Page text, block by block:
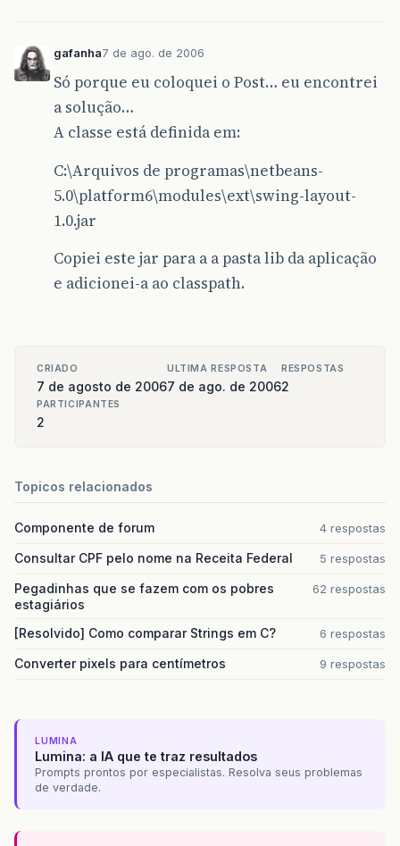
gafanha7 de ago. de 2006
Só porque eu coloquei o Post… eu encontrei
a solução…
A classe está definida em:
C:\Arquivos de programas\netbeans-
5.0\platform6\modules\ext\swing-layout-
1.0.jar
Copiei este jar para a a pasta lib da aplicação
e adicionei-a ao classpath.
CRIADO
7 de agosto de 2006
ULTIMA RESPOSTA
7 de ago. de 2006
RESPOSTAS
2
PARTICIPANTES
2
Topicos relacionados
Componente de forum 4 respostas
Consultar CPF pelo nome na Receita Federal 5 respostas
Pegadinhas que se fazem com os pobres
estagiários
62 respostas
[Resolvido] Como comparar Strings em C? 6 respostas
Converter pixels para centímetros 9 respostas
LUMINA
Lumina: a IA que te traz resultados
Prompts prontos por especialistas. Resolva seus problemas
de verdade.